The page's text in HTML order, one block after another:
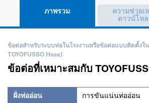
ภาพรวม
ความช่วยเ
ดาวน์โห
ข้อต่อที่เหมาะสมกับ
ข้อต่อสำหรับระบบท่อในโรงงานหรือข้อต่อแบบติดตั้งใน
TOYOFUSSO Hose)
ฝั่งท่ออ่อน การขันแน่นท่ออ่อน